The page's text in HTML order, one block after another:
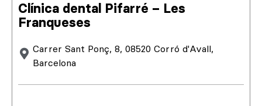
Clínica dental Pifarré – Les
Franqueses
Carrer Sant Ponç, 8, 08520 Corró d'Avall,
Barcelona